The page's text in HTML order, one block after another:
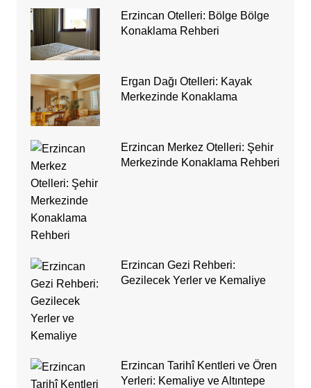
Erzincan Otelleri: Bölge Bölge
Konaklama Rehberi
Ergan Dağı Otelleri: Kayak
Merkezinde Konaklama
Erzincan Merkez Otelleri: Şehir
Merkezinde Konaklama Rehberi
Erzincan Gezi Rehberi:
Gezilecek Yerler ve Kemaliye
Erzincan Tarihî Kentleri ve Ören
Yerleri: Kemaliye ve Altıntepe